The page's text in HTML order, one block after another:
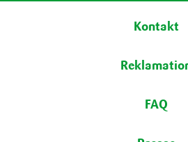
FußbereichKontakt
FAQ